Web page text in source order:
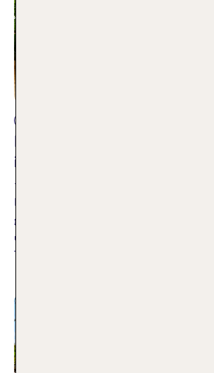
Fernreisen – unsere TOP
in Traumlage
11.09.2024
Dich packt mal wieder das Fernweh, aber
genaue Vorstellung, wohin die Reise gehen
uns für dich auf die Suche gemacht und
TOP 10 Fernreisen Hotels.